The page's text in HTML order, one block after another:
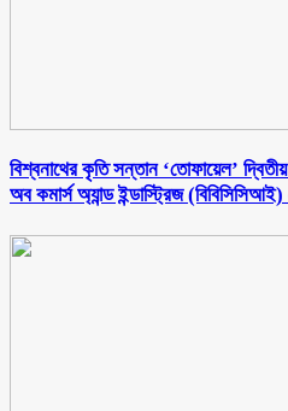
বিশ্বনাথের কৃতি সন্তান ‘তোফায়েল’
অব কমার্স অ্যান্ড ইন্ডাস্ট্রিজ (বিবিসিসিআই)